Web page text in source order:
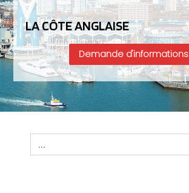
LA CÔTE ANGLAISE
Demande d'informations
Search
for: